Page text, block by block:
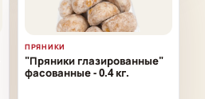
ПРЯНИКИ
"Пряники глазированные"
фасованные - 0.4 кг.